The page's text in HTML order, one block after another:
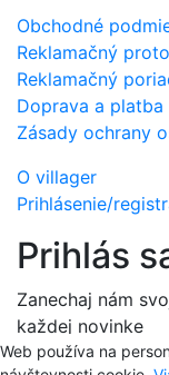
Web používa na
Obchodné
Reklamačný
Reklamačný
Doprava a platba
Zásady ochrany
O villager
Prihlásenie/
Prihlás
Zanechaj nám
každej novinke
E-mailová adresa